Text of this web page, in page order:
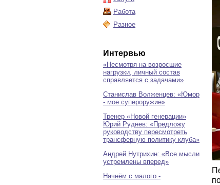
Работа
Разное
Интервью
«Несмотря на возросшие
нагрузки, личный состав
справляется с задачами»
Станислав Волженцев: «Юмор
- мое супероружие»
Тренер «Новой генерации»
Юрий Руднев: «Предложу
руководству пересмотреть
трансферную политику клуба»
Андрей Нутрихин: «Все мысли
устремлены вперед»
Начнём с малого -